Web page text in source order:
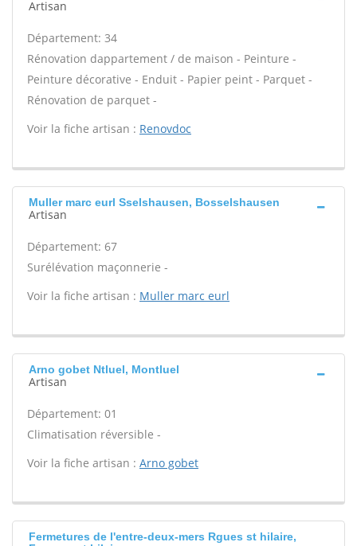
Artisan
Département: 34
Rénovation dappartement / de maison - Peinture -
Peinture décorative - Enduit - Papier peint - Parquet -
Rénovation de parquet -
Voir la fiche artisan : Renovdoc
Muller marc eurl Sselshausen, Bosselshausen
Artisan
Département: 67
Surélévation maçonnerie -
Voir la fiche artisan : Muller marc eurl
Arno gobet Ntluel, Montluel
Artisan
Département: 01
Climatisation réversible -
Voir la fiche artisan : Arno gobet
Fermetures de l'entre-deux-mers Rgues st hilaire,